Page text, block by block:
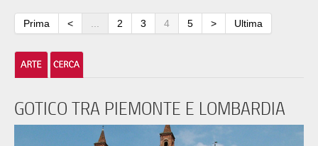
Prima < ... 2 3 4 5 > Ultima
GOTICO TRA PIEMONTE E LOMBARDIA